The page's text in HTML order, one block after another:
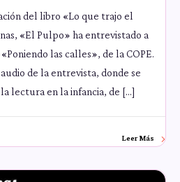
del libro «Lo que trajo el
«El Pulpo» ha entrevistado a
las calles», de la COPE.
de la entrevista, donde se
lectura en la infancia, de […]
Leer Más